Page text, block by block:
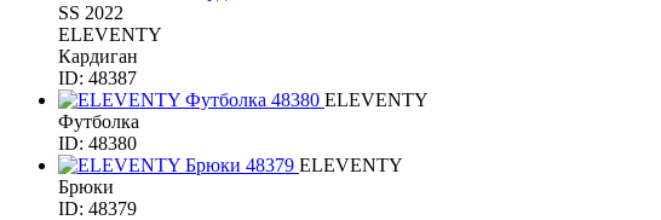
SS 2022
ELEVENTY
Кардиган
ID: 48387
ELEVENTY
Футболка
ID: 48380
ELEVENTY
Брюки
ID: 48379